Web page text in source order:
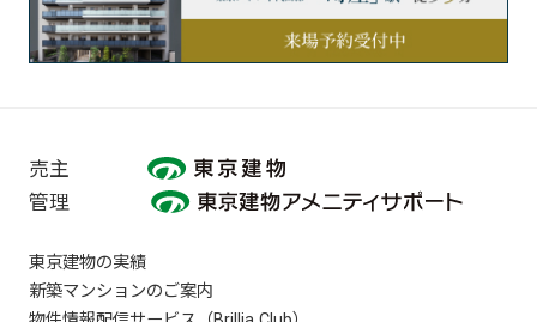
売主
管理
東京建物の実績
新築マンションのご案内